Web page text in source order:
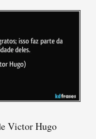
Victor Hugo